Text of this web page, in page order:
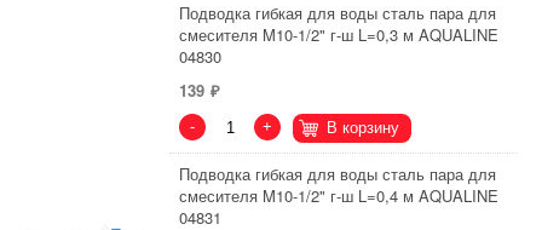
Подводка гибкая для воды сталь пара для
смесителя M10-1/2" г-ш L=0,3 м AQUALINE
04830
139
- + В корзину
Подводка гибкая для воды сталь пара для
смесителя M10-1/2" г-ш L=0,4 м AQUALINE
04831